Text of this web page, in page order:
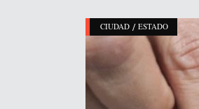
CIUDAD / ESTADO